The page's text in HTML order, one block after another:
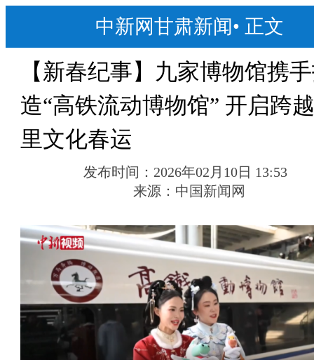
中新网甘肃新闻• 正文
【新春纪事】九家博物馆携
造“高铁流动博物馆” 开启跨
里文化春运
发布时间： 2026年02月10日 13:53
来源： 中国新闻网